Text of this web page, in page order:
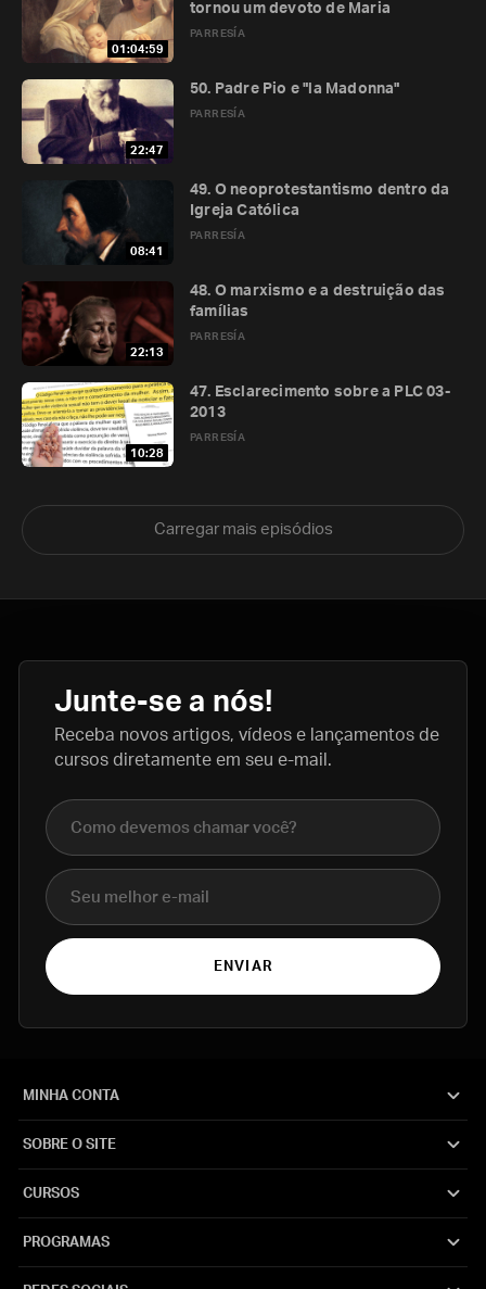
01:04:59
PARRESÍA
tornou um devoto de Maria
22:47
PARRESÍA
50. Padre Pio e "la Madonna"
08:41
PARRESÍA
49. O neoprotestantismo dentro da
Igreja Católica
22:13
PARRESÍA
48. O marxismo e a destruição das
famílias
10:28
PARRESÍA
47. Esclarecimento sobre a PLC 03-
2013
Carregar mais episódios
Junte-se a nós!
Receba novos artigos, vídeos e lançamentos de
cursos diretamente em seu e-mail.
Nome completo
E-mail
ENVIAR
MINHA CONTA
SOBRE O SITE
CURSOS
PROGRAMAS